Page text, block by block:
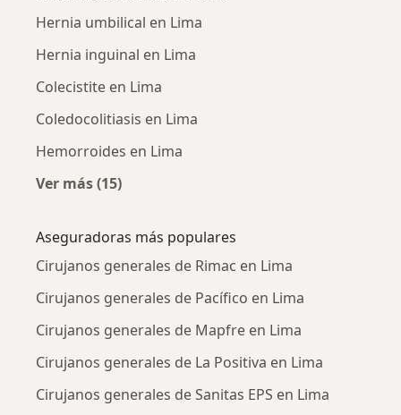
Hernia umbilical en Lima
Hernia inguinal en Lima
Colecistite en Lima
Coledocolitiasis en Lima
Hemorroides en Lima
Ver más (15)
Aseguradoras más populares
Cirujanos generales de Rimac en Lima
Cirujanos generales de Pacífico en Lima
Cirujanos generales de Mapfre en Lima
Cirujanos generales de La Positiva en Lima
Cirujanos generales de Sanitas EPS en Lima